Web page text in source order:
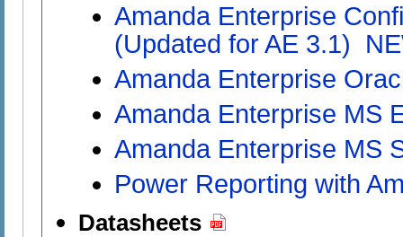
Amanda Enterprise
(Updated for AE 3.1)
Amanda Enterprise
Amanda Enterprise MS
Amanda Enterprise MS
Power Reporting with
Datasheets